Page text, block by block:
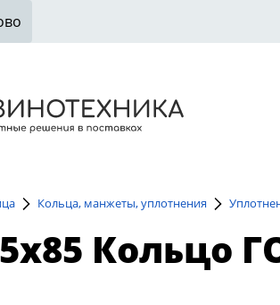
Кольца, манжеты, уплотнения
Кольцо